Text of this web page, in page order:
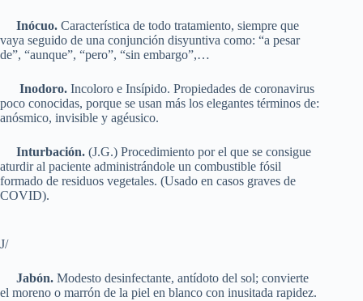
Inócuo. Característica de todo tratamiento, siempre que
vaya seguido de una conjunción disyuntiva como: “a pesar
de”, “aunque”, “pero”, “sin embargo”,…
Inodoro. Incoloro e Insípido. Propiedades de coronavirus
poco conocidas, porque se usan más los elegantes términos de:
anósmico, invisible y agéusico.
Inturbación. (J.G.) Procedimiento por el que se consigue
aturdir al paciente administrándole un combustible fósil
formado de residuos vegetales. (Usado en casos graves de
COVID).
J/
Jabón. Modesto desinfectante, antídoto del sol; convierte
el moreno o marrón de la piel en blanco con inusitada rapidez.